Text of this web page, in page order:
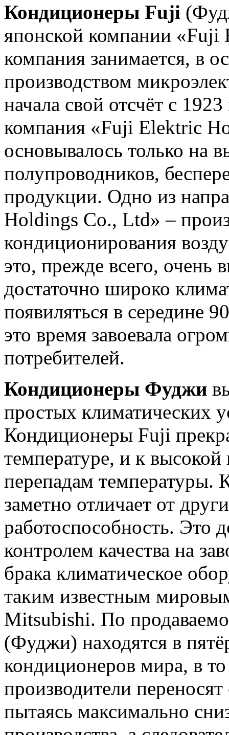
Кондиционеры Fuji
японской компании
компания занимается, в
производством
начала свой отсчёт с
компания «Fuji Elektric
основывалось только на
полупроводников,
продукции. Одно из
Holdings Co., Ltd» –
кондиционирования
это, прежде всего, очень
достаточно широко
появиляться в середине
это время завоевала
потребителей.
Кондиционеры Фуджи
простых климатических
Кондиционеры Fuji
температуре, и к
перепадам
заметно отличает от
работоспособность. Это
контролем качества на
брака климатическое
таким известным
Mitsubishi. По
(Фуджи) находятся в
кондиционеров мира, в то
производители
пытаясь максимально